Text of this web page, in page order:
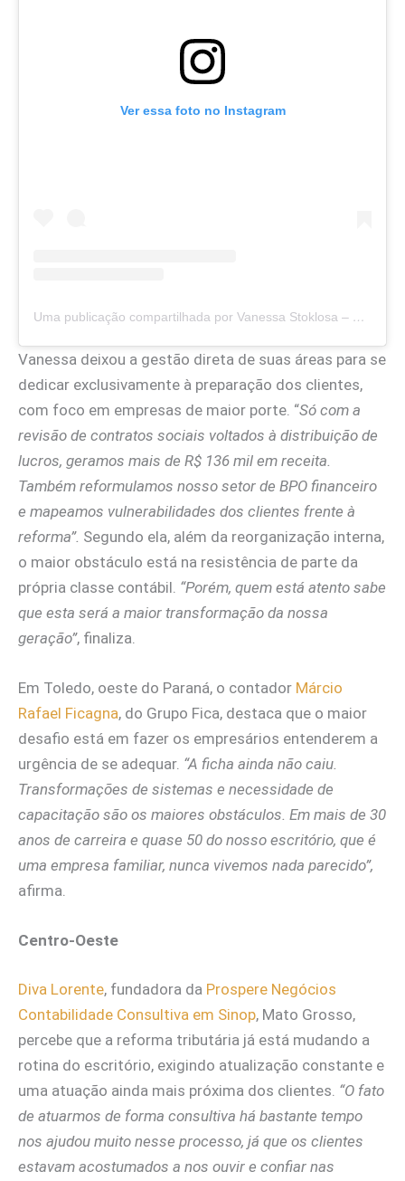
Ver essa foto no Instagram
Uma publicação compartilhada por Vanessa Stoklosa – Reforma Tributária Consultiva (@souvanessastoklosa)
Vanessa deixou a gestão direta de suas áreas para se
dedicar exclusivamente à preparação dos clientes,
com foco em empresas de maior porte. “Só com a
revisão de contratos sociais voltados à distribuição de
lucros, geramos mais de R$ 136 mil em receita.
Também reformulamos nosso setor de BPO financeiro
e mapeamos vulnerabilidades dos clientes frente à
reforma”. Segundo ela, além da reorganização interna,
o maior obstáculo está na resistência de parte da
própria classe contábil. “Porém, quem está atento sabe
que esta será a maior transformação da nossa
geração”, finaliza.
Em Toledo, oeste do Paraná, o contador Márcio
Rafael Ficagna, do Grupo Fica, destaca que o maior
desafio está em fazer os empresários entenderem a
urgência de se adequar. “A ficha ainda não caiu.
Transformações de sistemas e necessidade de
capacitação são os maiores obstáculos. Em mais de 30
anos de carreira e quase 50 do nosso escritório, que é
uma empresa familiar, nunca vivemos nada parecido”,
afirma.
Centro-Oeste
Diva Lorente, fundadora da Prospere Negócios
Contabilidade Consultiva em Sinop, Mato Grosso,
percebe que a reforma tributária já está mudando a
rotina do escritório, exigindo atualização constante e
uma atuação ainda mais próxima dos clientes. “O fato
de atuarmos de forma consultiva há bastante tempo
nos ajudou muito nesse processo, já que os clientes
estavam acostumados a nos ouvir e confiar nas